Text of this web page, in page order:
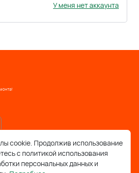
У меня нет аккаунта
cookie. Продолжив использование
с политикой использования
персональных данных и